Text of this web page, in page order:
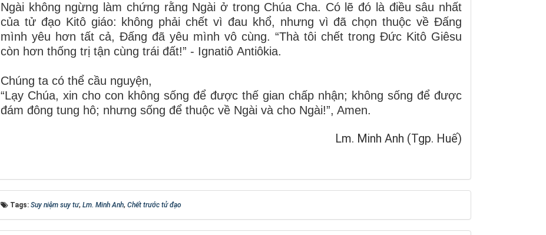
Ngài không ngừng làm chứng rằng Ngài ở trong Chúa Cha. Có lẽ đó là điều sâu nhất
của tử đạo Kitô giáo: không phải chết vì đau khổ, nhưng vì đã chọn thuộc về Đấng
mình yêu hơn tất cả, Đấng đã yêu mình vô cùng. “Thà tôi chết trong Đức Kitô Giêsu
còn hơn thống trị tận cùng trái đất!” - Ignatiô Antiôkia.
Chúng ta có thể cầu nguyện,
“Lạy Chúa, xin cho con không sống để được thế gian chấp nhận; không sống để được
đám đông tung hô; nhưng sống để thuộc về Ngài và cho Ngài!”, Amen.
Lm. Minh Anh (Tgp. Huế)
Tags: Suy niệm suy tư, Lm. Minh Anh, Chết trước tử đạo